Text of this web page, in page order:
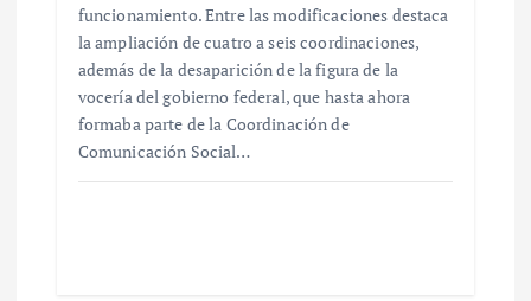
funcionamiento. Entre las modificaciones destaca
la ampliación de cuatro a seis coordinaciones,
además de la desaparición de la figura de la
vocería del gobierno federal, que hasta ahora
formaba parte de la Coordinación de
Comunicación Social…